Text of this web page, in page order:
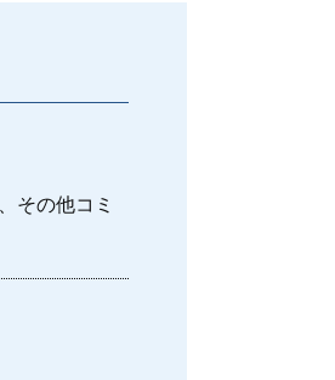
が払う
その他コミ